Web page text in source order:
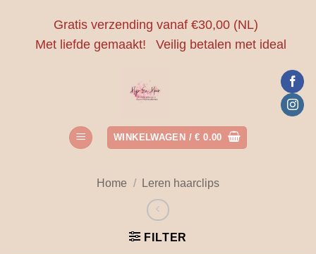
Gratis verzending vanaf €30,00 (NL)
Met liefde gemaakt!
Veilig betalen met ideal
WINKELWAGEN /€ 0.00
Home / Leren haarclips
FILTER